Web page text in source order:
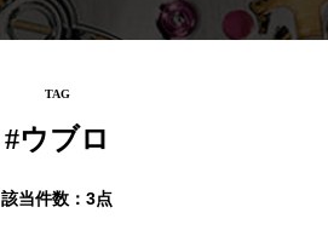
TAG
#ウブロ
該当件数： 3点